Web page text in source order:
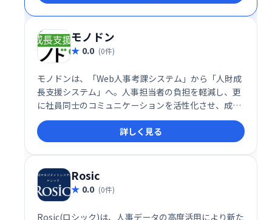
モノドン
0.0 (0件)
モノドンは、「Web人事考課システム」から「人財成
長支援システム」へ。人事担当者の負担を軽減し、更
に社員同士のコミュニケーションを活性化させ、成長
を促します。
詳しく見る
Rosic
0.0 (0件)
Rosic(ロシック)は、人事データの高度活用により新た